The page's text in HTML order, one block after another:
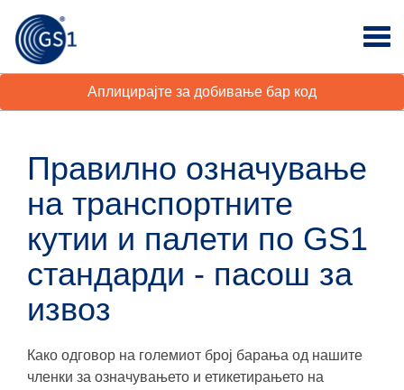
Аплицирајте за добивање бар код
Правилно означување
на транспортните
кутии и палети по GS1
стандарди - пасош за
извоз
Како одговор на големиот број барања од нашите
членки за означувањето и етикетирањето на